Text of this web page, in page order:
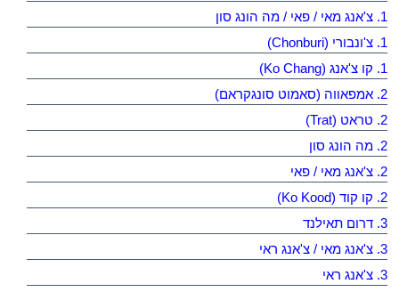
1. צ'אנג מאי / פאי / מה הונג סון
1. צ'ונבורי (Chonburi)
1. קו צ'אנג (Ko Chang)
2. אמפאווה (סאמוט סונגקראם)
2. טראט (Trat)
2. מה הונג סון
2. צ'אנג מאי / פאי
2. קו קוד (Ko Kood)
3. דרום תאילנד
3. צ'אנג מאי / צ'אנג ראי
3. צ'אנג ראי